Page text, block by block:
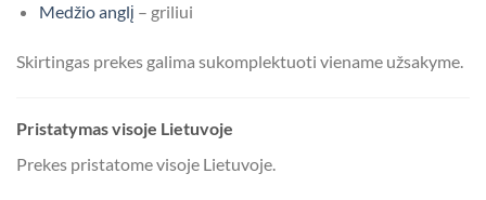
Medžio anglį – griliui
Skirtingas prekes galima sukomplektuoti viename užsakyme.
Pristatymas visoje Lietuvoje
Prekes pristatome visoje Lietuvoje.